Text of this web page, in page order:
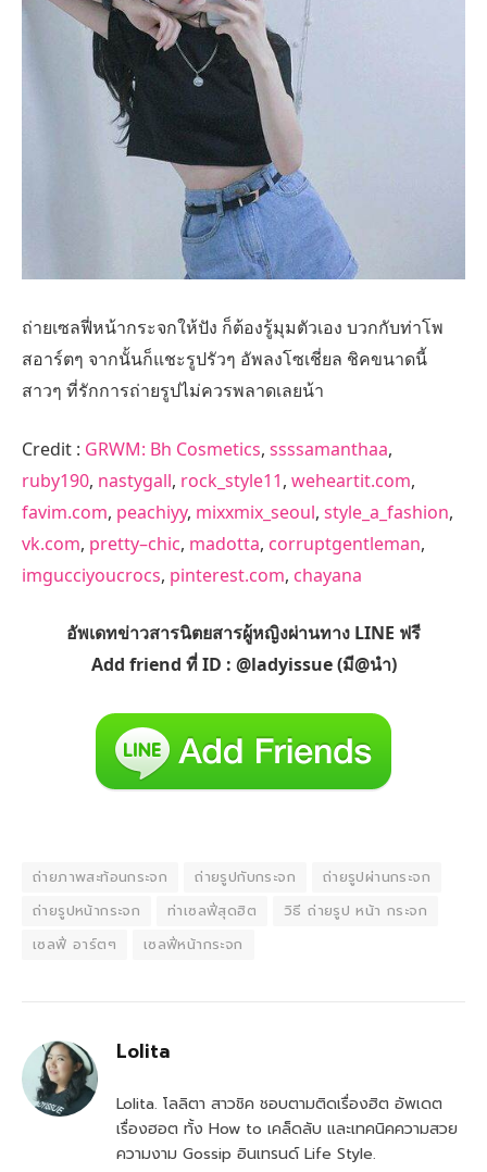
ถ่ายเซลฟี่หน้ากระจกให้ปัง ก็ต้องรู้มุมตัวเอง บวกกับท่าโพ
สอาร์ตๆ จากนั้นก็แชะรูปรัวๆ อัพลงโซเชี่ยล ชิคขนาดนี้
สาวๆ ที่รักการถ่ายรูปไม่ควรพลาดเลยน้า
Credit : GRWM: Bh Cosmetics, ssssamanthaa,
ruby190, nastygall, rock_style11, weheartit.com,
favim.com, peachiyy, mixxmix_seoul, style_a_fashion,
vk.com, pretty–chic, madotta, corruptgentleman,
imgucciyoucrocs, pinterest.com, chayana
อัพเดทข่าวสารนิตยสารผู้หญิงผ่านทาง LINE ฟรี
Add friend ที่ ID : @ladyissue (มี@นำ)
ถ่ายภาพสะท้อนกระจก ถ่ายรูปกับกระจก
ถ่ายรูปผ่านกระจก
ถ่ายรูปหน้ากระจก
ท่าเซลฟี่สุดฮิต
วิธี ถ่ายรูป หน้า กระจก
เซลฟี่ อาร์ตๆ
เซลฟี่หน้ากระจก
Lolita
Lolita. โลลิตา สาวชิค ชอบตามติดเรื่องฮิต อัพเดต
เรื่องฮอต ทั้ง How to เคล็ดลับ และเทคนิคความสวย
ความงาม Gossip อินเทรนด์ Life Style.